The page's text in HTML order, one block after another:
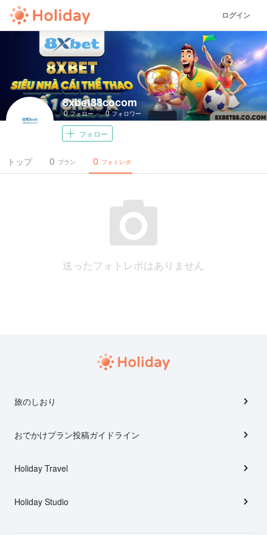
ログイン
8xbet88cocom
0フォロー 0フォロワー
フォロー
トップ プラン
0 フォトレポ
0
送ったフォトレポはありません
旅のしおり
おでかけプラン投稿ガイドライン
Holiday Travel
Holiday Studio